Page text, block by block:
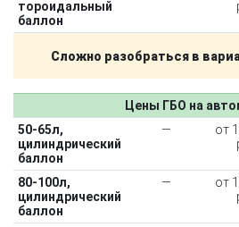
тороидальный
баллон
Сложно разобраться в
Цены ГБО на
50-65л,
цилиндрический
баллон
—
от
80-100л,
цилиндрический
баллон
—
от